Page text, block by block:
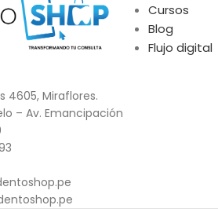
4605, Miraflores.
– Av. Emancipación
Cursos
Blog
Flujo digital